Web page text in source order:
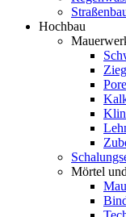
Hochbau
Mörtel